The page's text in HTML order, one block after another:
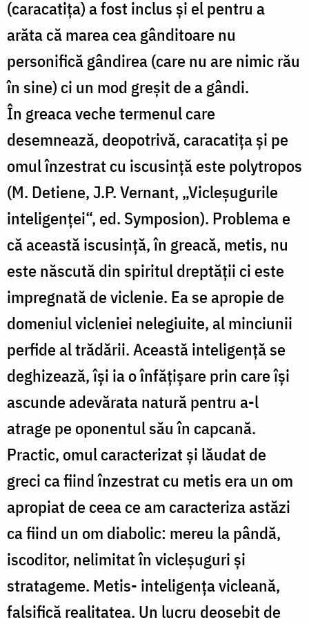
(caracatița) a fost inclus și el pentru a
arăta că marea cea gânditoare nu
personifică gândirea (care nu are nimic rău
în sine) ci un mod greșit de a gândi.
În greaca veche termenul care
desemnează, deopotrivă, caracatița și pe
omul înzestrat cu iscusință este polytropos
(M. Detiene, J.P. Vernant, „Vicleșugurile
inteligenței“, ed. Symposion). Problema e
că această iscusință, în greacă, metis, nu
este născută din spiritul dreptății ci este
impregnată de viclenie. Ea se apropie de
domeniul vicleniei nelegiuite, al minciunii
perfide al trădării. Această inteligență se
deghizează, își ia o înfățișare prin care își
ascunde adevărata natură pentru a-l
atrage pe oponentul său în capcană.
Practic, omul caracterizat și lăudat de
greci ca fiind înzestrat cu metis era un om
apropiat de ceea ce am caracteriza astăzi
ca fiind un om diabolic: mereu la pândă,
iscoditor, nelimitat în vicleșuguri și
stratageme. Metis- inteligența vicleană,
falsifică realitatea. Un lucru deosebit de